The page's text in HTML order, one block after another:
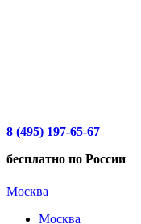
8 (495) 197-65-67
бесплатно по России
Москва
Москва